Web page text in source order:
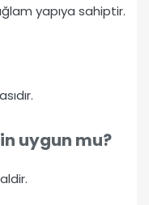
yapıya sahiptir.
uygun mu?